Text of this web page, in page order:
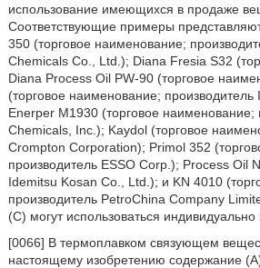
использование имеющихся в продаже
Соответствующие примеры
350 (торговое наименование;
Chemicals Co., Ltd.); Diana Fresia S32
Diana Process Oil PW-90 (торговое
(торговое наименование;
Enerper M1930 (торговое наименование;
Chemicals, Inc.); Kaydol (торговое
Crompton Corporation); Primol 352
производитель ESSO Corp.); Process Oil
Idemitsu Kosan Co., Ltd.); и KN 4010
производитель PetroChina Company
(C) могут использоваться индивидуально
[0066] В термоплавком связующем
настоящему изобретению содержание